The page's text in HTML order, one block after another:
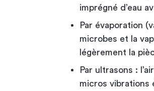
imprégné d’eau
Par évaporation
microbes et la
légèrement la
Par ultrasons :
micros vibrations